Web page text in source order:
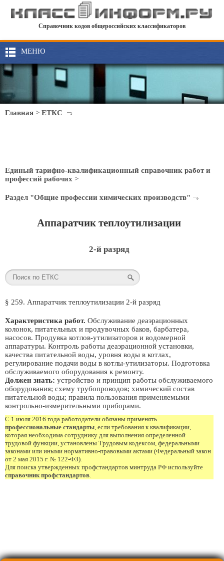
Справочник кодов общероссийских классификаторов
МЕНЮ
Главная > ЕТКС
Единый тарифно-квалификационный справочник работ и
профессий рабочих >
Раздел "Общие профессии химических производств"
Аппаратчик теплоутилизации
2-й разряд
§ 259. Аппаратчик теплоутилизации 2-й разряд
Характеристика работ. Обслуживание деаэрационных
колонок, питательных и продувочных баков, барбатера,
насосов. Продувка котлов-утилизаторов и водомерной
аппаратуры. Контроль работы деаэрационной установки,
качества питательной воды, уровня воды в котлах,
регулирование подачи воды в котлы-утилизаторы. Подготовка
обслуживаемого оборудования к ремонту.
Должен знать: устройство и принцип работы обслуживаемого
оборудования; схему трубопроводов; химический состав
питательной воды; правила пользования применяемыми
контрольно-измерительными приборами.
С 1 июля 2016 года работодатели обязаны применять
профессиональные стандарты, если требования к квалификации,
которая необходима сотруднику для выполнения определенной
трудовой функции, установлены Трудовым кодексом, федеральными
законами или иными нормативно-правовыми актами (Федеральный закон
от 2 мая 2015 г. № 122-ФЗ).
Для поиска утвержденных профстандартов минтруда РФ используйте
справочник профстандартов.